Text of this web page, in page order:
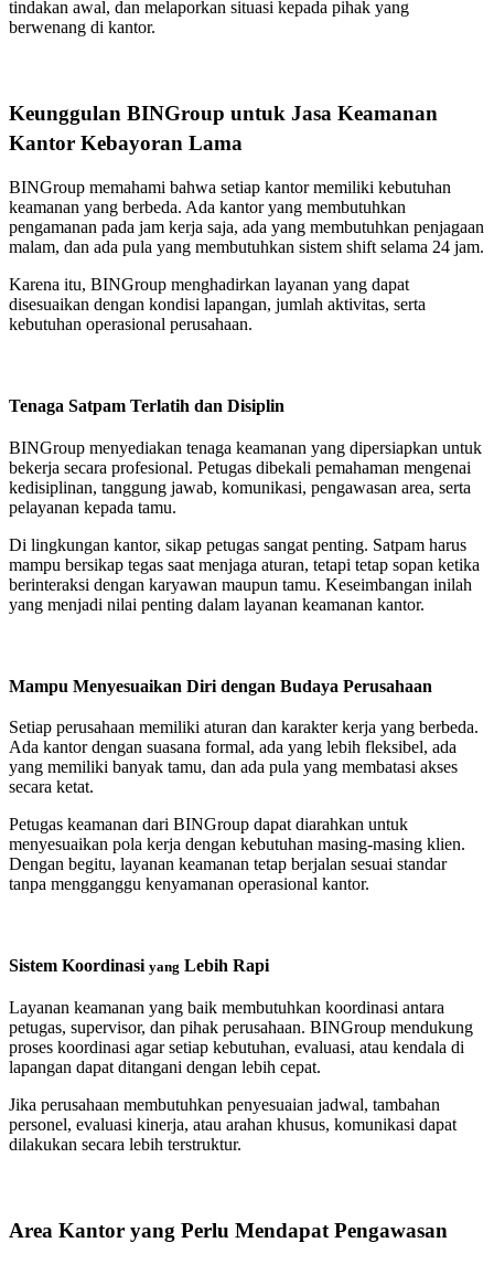
tindakan awal, dan melaporkan situasi kepada pihak yang
berwenang di kantor.
Keunggulan BINGroup untuk Jasa Keamanan
Kantor Kebayoran Lama
BINGroup memahami bahwa setiap kantor memiliki kebutuhan
keamanan yang berbeda. Ada kantor yang membutuhkan
pengamanan pada jam kerja saja, ada yang membutuhkan penjagaan
malam, dan ada pula yang membutuhkan sistem shift selama 24 jam.
Karena itu, BINGroup menghadirkan layanan yang dapat
disesuaikan dengan kondisi lapangan, jumlah aktivitas, serta
kebutuhan operasional perusahaan.
Tenaga Satpam Terlatih dan Disiplin
BINGroup menyediakan tenaga keamanan yang dipersiapkan untuk
bekerja secara profesional. Petugas dibekali pemahaman mengenai
kedisiplinan, tanggung jawab, komunikasi, pengawasan area, serta
pelayanan kepada tamu.
Di lingkungan kantor, sikap petugas sangat penting. Satpam harus
mampu bersikap tegas saat menjaga aturan, tetapi tetap sopan ketika
berinteraksi dengan karyawan maupun tamu. Keseimbangan inilah
yang menjadi nilai penting dalam layanan keamanan kantor.
Mampu Menyesuaikan Diri dengan Budaya Perusahaan
Setiap perusahaan memiliki aturan dan karakter kerja yang berbeda.
Ada kantor dengan suasana formal, ada yang lebih fleksibel, ada
yang memiliki banyak tamu, dan ada pula yang membatasi akses
secara ketat.
Petugas keamanan dari BINGroup dapat diarahkan untuk
menyesuaikan pola kerja dengan kebutuhan masing-masing klien.
Dengan begitu, layanan keamanan tetap berjalan sesuai standar
tanpa mengganggu kenyamanan operasional kantor.
Sistem Koordinasi yang Lebih Rapi
Layanan keamanan yang baik membutuhkan koordinasi antara
petugas, supervisor, dan pihak perusahaan. BINGroup mendukung
proses koordinasi agar setiap kebutuhan, evaluasi, atau kendala di
lapangan dapat ditangani dengan lebih cepat.
Jika perusahaan membutuhkan penyesuaian jadwal, tambahan
personel, evaluasi kinerja, atau arahan khusus, komunikasi dapat
dilakukan secara lebih terstruktur.
Area Kantor yang Perlu Mendapat Pengawasan